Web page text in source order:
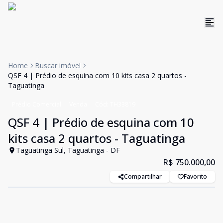
Home
Buscar imóvel
QSF 4 | Prédio de esquina com 10 kits casa 2 quartos -
Taguatinga
QSF 4 | Prédio de esquina com 10
kits casa 2 quartos - Taguatinga
Taguatinga Sul, Taguatinga - DF
R$ 750.000,00
Compartilhar Favorito